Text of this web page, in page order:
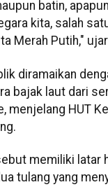
batin,
kita, salah
Merah Putih,"
diramaikan
bajak laut dari
menjelang HUT
memiliki latar
tulang yang